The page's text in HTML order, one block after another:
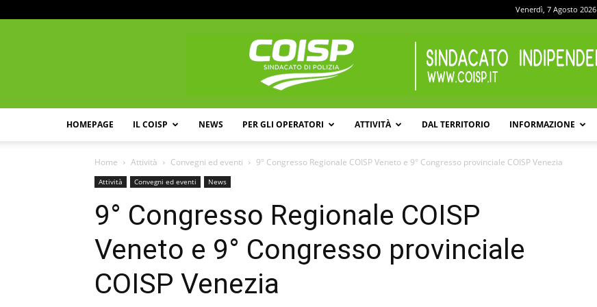
Venerdì, 7 Agosto 2026
HOMEPAGE IL COISP NEWS PER GLI OPERATORI ATTIVITÀ DAL TERRITORIO INFORMAZIONE
Home Attività Convegni ed eventi 9° Congresso Regionale COISP Veneto e 9° Congresso provinciale COISP Venezia
Attività Convegni ed eventi News
9° Congresso Regionale COISP
Veneto e 9° Congresso provinciale
COISP Venezia